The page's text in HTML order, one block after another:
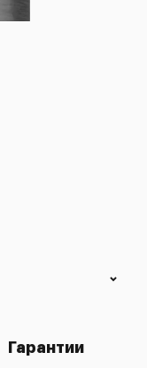
Гарантии